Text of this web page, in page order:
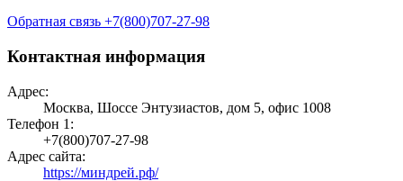
Обратная связь +7(800)707-27-98
Контактная информация
Адрес:
Москва, Шоссе Энтузиастов, дом 5, офис 1008
Телефон 1:
+7(800)707-27-98
Адрес сайта:
https://миндрей.рф/